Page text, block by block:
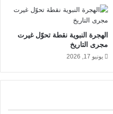
الهجرة النبوية نقطة تحوّل غيرت
مجرى التاريخ
يونيو 17, 2026